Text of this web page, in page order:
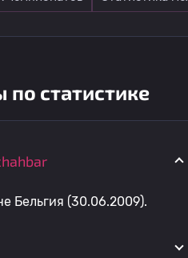
статистике
Бельгия (30.06.2009).